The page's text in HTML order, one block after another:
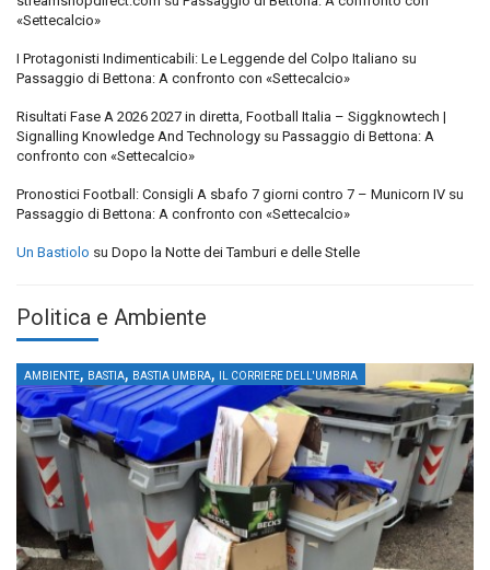
«Settecalcio»
I Protagonisti Indimenticabili: Le Leggende del Colpo Italiano su
Passaggio di Bettona: A confronto con «Settecalcio»
Risultati Fase A 2026 2027 in diretta, Football Italia – Siggknowtech |
Signalling Knowledge And Technology su Passaggio di Bettona: A
confronto con «Settecalcio»
Pronostici Football: Consigli A sbafo 7 giorni contro 7 – Municorn IV su
Passaggio di Bettona: A confronto con «Settecalcio»
Un Bastiolo su Dopo la Notte dei Tamburi e delle Stelle
Politica e Ambiente
AMBIENTE, BASTIA, BASTIA UMBRA, IL CORRIERE DELL'UMBRIA